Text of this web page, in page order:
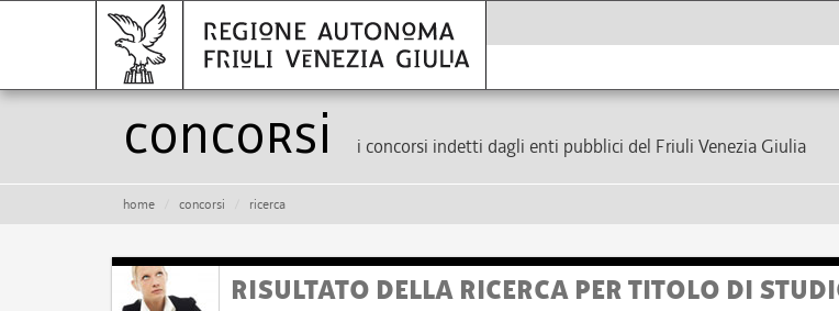
Concorsi i concorsi indetti dagli enti pubblici del Friuli Venezia Giulia
home concorsi ricerca
RISULTATO DELLA RICERCA PER TITOLO DI